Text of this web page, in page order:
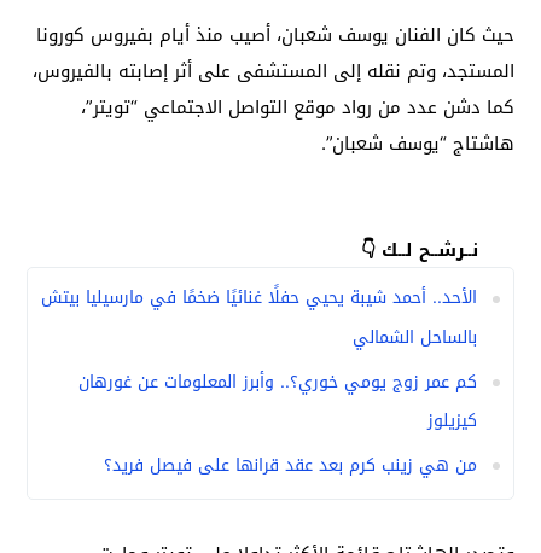
حيث كان الفنان يوسف شعبان، أصيب منذ أيام بفيروس كورونا
المستجد، وتم نقله إلى المستشفى على أثر إصابته بالفيروس،
كما دشن عدد من رواد موقع التواصل الاجتماعي “تويتر”،
هاشتاج “يوسف شعبان”.
نــرشــح لــك 👇
الأحد.. أحمد شيبة يحيي حفلًا غنائيًا ضخمًا في مارسيليا بيتش
بالساحل الشمالي
كم عمر زوج يومي خوري؟.. وأبرز المعلومات عن غورهان
كيزيلوز
من هي زينب كرم بعد عقد قرانها على فيصل فريد؟